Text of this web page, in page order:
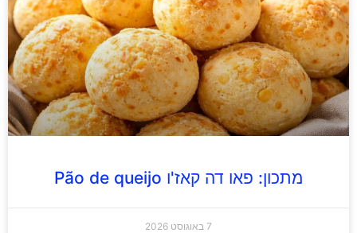
מתכון: פאו דה קאז'ו Pão de queijo
7 באוגוסט 2026